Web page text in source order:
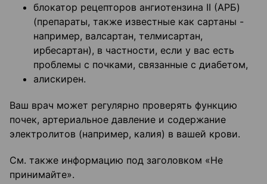
блокатор рецепторов ангиотензина II (АРБ)
(препараты, также известные как сартаны -
например, валсартан, телмисартан,
ирбесартан), в частности, если у вас есть
проблемы с почками, связанные с диабетом,
алискирен.
Ваш врач может регулярно проверять функцию
почек, артериальное давление и содержание
электролитов (например, калия) в вашей крови.
См. также информацию под заголовком «Не
принимайте».